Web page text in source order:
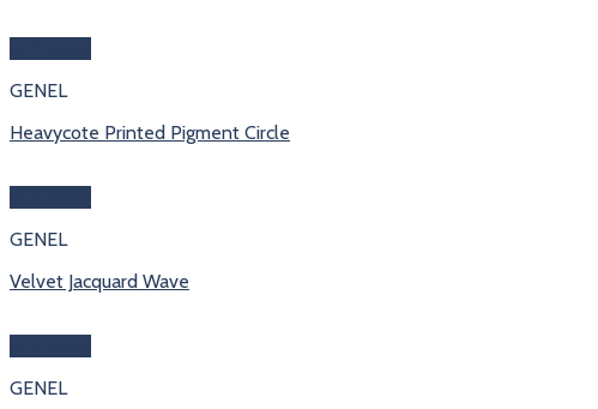
GENEL
Heavycote Printed Pigment Circle
GENEL
Velvet Jacquard Wave
GENEL